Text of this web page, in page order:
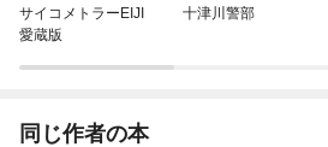
サイコメトラーEIJI
愛蔵版
十津川警部
同じ作者の本